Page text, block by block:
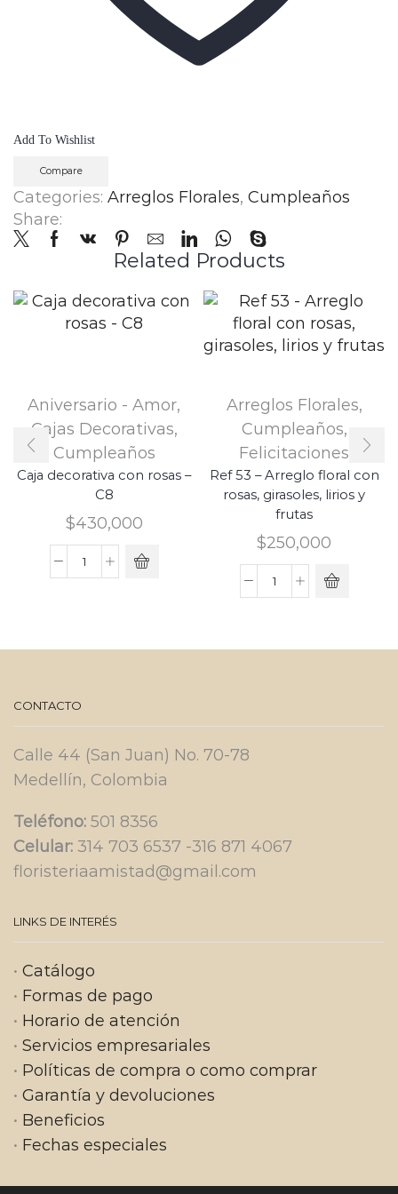
Add To Wishlist
Compare
Categories: Arreglos Florales, Cumpleaños
Share:
Related Products
Aniversario - Amor,
Cajas Decorativas,
Cumpleaños
Caja decorativa con rosas –
C8
$430,000
Caja
Arreglos Florales,
Cumpleaños,
Felicitaciones
Ref 53 – Arreglo floral con
rosas, girasoles, lirios y
frutas
$250,000
Ref
cantidad
CONTACTO
Calle 44 (San Juan) No. 70-78
Medellín, Colombia
Teléfono: 501 8356
Celular: 314 703 6537 -316 871 4067
floristeriaamistad@gmail.com
LINKS DE INTERÉS
• Catálogo
• Formas de pago
• Horario de atención
• Servicios empresariales
• Políticas de compra o como comprar
• Garantía y devoluciones
• Beneficios
• Fechas especiales